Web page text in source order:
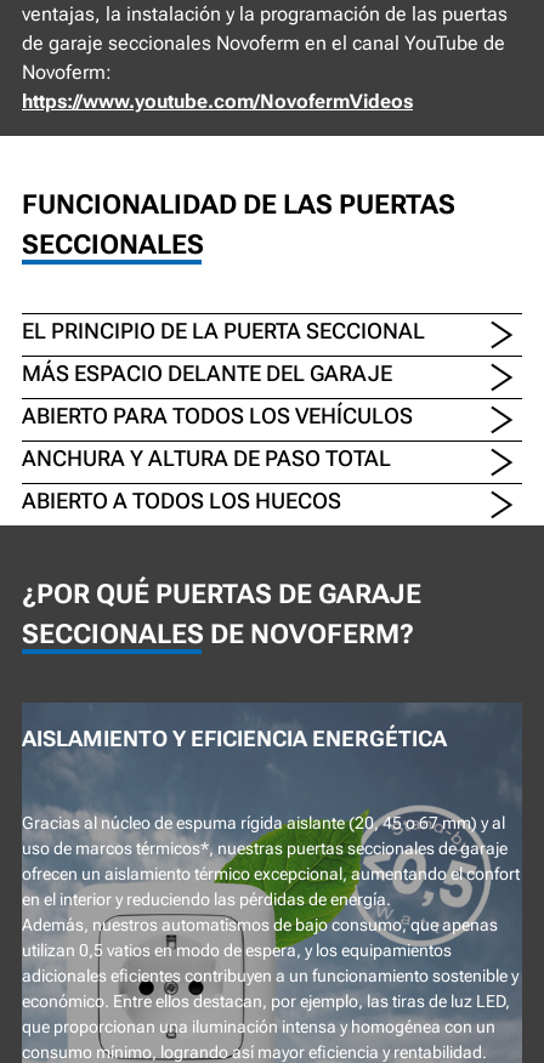
ventajas, la instalación y la programación de las puertas
de garaje seccionales Novoferm en el canal YouTube de
Novoferm:
https://www.youtube.com/NovofermVideos
FUNCIONALIDAD DE LAS PUERTAS
SECCIONALES
EL PRINCIPIO DE LA PUERTA SECCIONAL
MÁS ESPACIO DELANTE DEL GARAJE
ABIERTO PARA TODOS LOS VEHÍCULOS
ANCHURA Y ALTURA DE PASO TOTAL
ABIERTO A TODOS LOS HUECOS
¿POR QUÉ PUERTAS DE GARAJE
SECCIONALES DE NOVOFERM?
AISLAMIENTO Y EFICIENCIA ENERGÉTICA
Gracias al núcleo de espuma rígida aislante (20, 45 o 67 mm) y al
uso de marcos térmicos*, nuestras puertas seccionales de garaje
ofrecen un aislamiento térmico excepcional, aumentando el confort
en el interior y reduciendo las pérdidas de energía.
Además, nuestros automatismos de bajo consumo, que apenas
utilizan 0,5 vatios en modo de espera, y los equipamientos
adicionales eficientes contribuyen a un funcionamiento sostenible y
económico. Entre ellos destacan, por ejemplo, las tiras de luz LED,
que proporcionan una iluminación intensa y homogénea con un
consumo mínimo, logrando así mayor eficiencia y rentabilidad.